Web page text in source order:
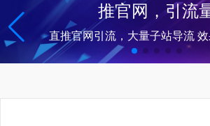
上证综指 3900.35 +21.92